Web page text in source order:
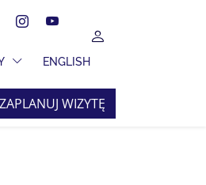
PRZEŁĄCZ MENU ROZWIJANE
ENGLISH
ZAPLANUJ WIZYTĘ
InstagramYouTube